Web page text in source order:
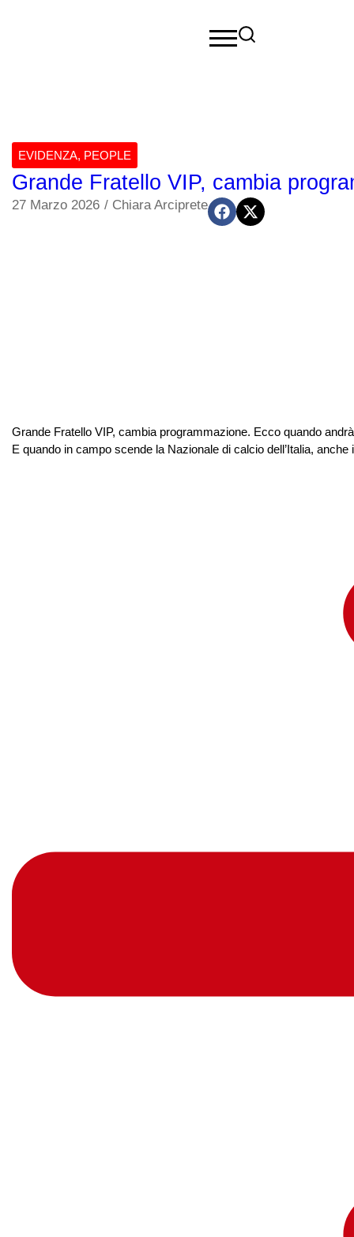
EVIDENZA, PEOPLE
Grande Fratello VIP, cambia
27 Marzo 2026 / Chiara Arciprete
Grande Fratello VIP, cambia programmazione. Ecco quando
E quando in campo scende la Nazionale di calcio dell’Italia,